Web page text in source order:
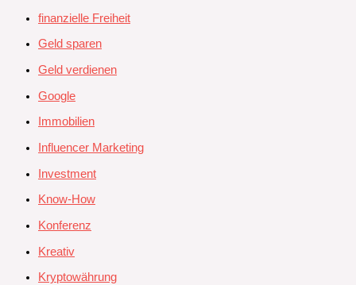
finanzielle Freiheit
Geld sparen
Geld verdienen
Google
Immobilien
Influencer Marketing
Investment
Know-How
Konferenz
Kreativ
Kryptowährung